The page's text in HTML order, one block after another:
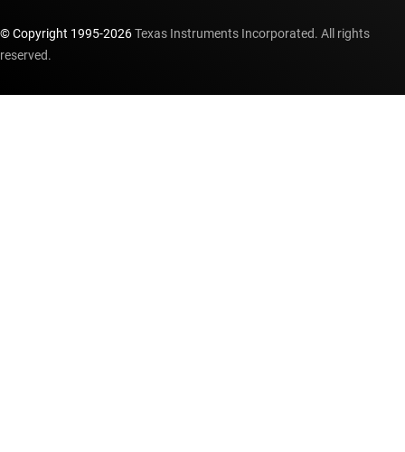
© Copyright 1995-2026Texas Instruments Incorporated. All rights
reserved.